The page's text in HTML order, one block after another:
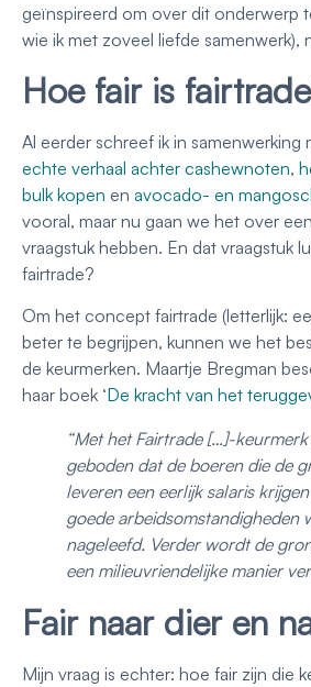
geïnspireerd om over dit onderwerp
wie ik met zoveel liefde samenwerk),
Hoe fair is
Al eerder schreef ik in samenwerking
echte verhaal achter cashewnoten,
bulk kopen en avocado- en
vooral, maar nu gaan we het over
vraagstuk hebben. En dat vraagstuk
fairtrade?
Om het concept fairtrade (letterlijk:
beter te begrijpen, kunnen we het
de keurmerken. Maartje Bregman
haar boek ‘De kracht van het
“Met het Fairtrade […]-
geboden dat de boeren die de
leveren een eerlijk salaris
goede arbeidsomstandigheden
nageleefd. Verder wordt de
een milieuvriendelijke manier
Fair naar dier en
Mijn vraag is echter: hoe fair zijn die